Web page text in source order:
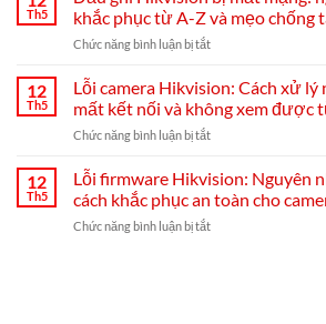
trực
đầu
Hikvision
chọn,
lắp
đặt
cài
đặt
Hik-
Connect
A–
Z
Th5
khắc phục từ A-Z và mẹo chống
Chức năng bình luận bị tắtở
Hikvision
bị
mất
nguyên
nhân,
khắc
12
Th5
Lỗi camera Hikvision: Cách xử
mất kết nối và không xem được
Chức năng bình luận bị tắtở
camera
Hikvision:
Cách
xử
12
Th5
Lỗi firmware Hikvision: Nguyên
cách khắc phục an toàn cho
Chức năng bình luận bị tắtở